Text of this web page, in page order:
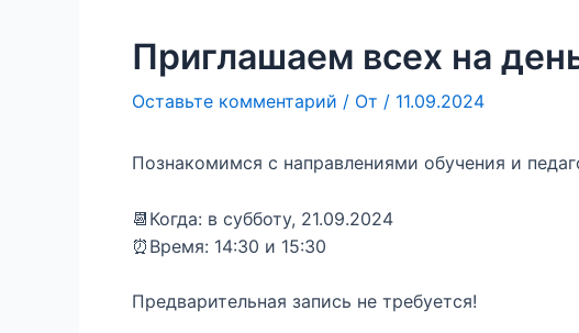
Приглашаем всех на
Оставьте комментарий / От / 11.09.2024
Познакомимся с направлениями обучения и
📆Когда: в субботу, 21.09.2024
⏰Время: 14:30 и 15:30
Предварительная запись не требуется!